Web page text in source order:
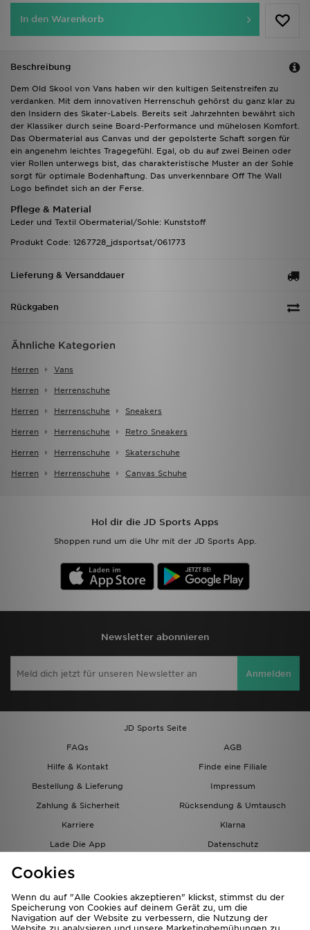
In den Warenkorb
Beschreibung
Dem Old Skool von Vans haben wir den kultigen Seitenstreifen zu
verdanken. Mit dem innovativen Herrenschuh gehörst du ganz klar zu
den Insidern des Skater-Labels. Bereits seit Jahrzehnten bewährt sich
der Klassiker durch seine Board-Performance und mühelosen Komfort.
Das Obermaterial aus Canvas und der gepolsterte Schaft sorgen für
ein angenehm leichtes Tragegefühl. Egal, ob du auf zwei Beinen oder
vier Rollen unterwegs bist, das charakteristische Muster an der Sohle
sorgt für optimale Bodenhaftung. Das unverkennbare Off The Wall
Logo befindet sich an der Ferse.
Pflege & Material
Leder und Textil Obermaterial/Sohle: Kunststoff
Produkt Code: 1267728_jdsportsat/061773
Lieferung & Versanddauer
Rückgaben
Ähnliche Kategorien
Herren Vans
Herren Herrenschuhe
Herren Herrenschuhe Sneakers
Herren Herrenschuhe Retro Sneakers
Herren Herrenschuhe Skaterschuhe
Herren Herrenschuhe Canvas Schuhe
Hol dir die JD Sports Apps
Shoppen rund um die Uhr mit der JD Sports App.
Newsletter abonnieren
Anmelden
JD Sports Seite
FAQs
AGB
Hilfe & Kontakt
Finde eine Filiale
Bestellung & Lieferung
Impressum
Zahlung & Sicherheit
Rücksendung & Umtausch
Karriere
Klarna
Lade Die App
Datenschutz
Cookies
Wenn du auf "Alle Cookies akzeptieren" klickst, stimmst du der
Speicherung von Cookies auf deinem Gerät zu, um die
Navigation auf der Website zu verbessern, die Nutzung der